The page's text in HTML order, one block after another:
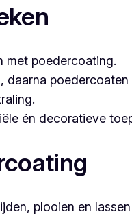
met poedercoating.
daarna
én decoratieve
plooien en